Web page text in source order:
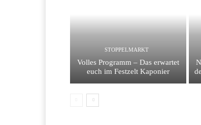
STOPPELMARKT
Volles Programm – Das erwartet
euch im Festzelt Kaponier